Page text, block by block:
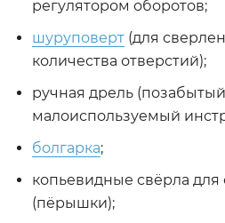
регулятором оборотов;
шуруповерт (для
количества отверстий);
ручная дрель
малоиспользуемый
болгарка;
копьевидные свёрла
(пёрышки);